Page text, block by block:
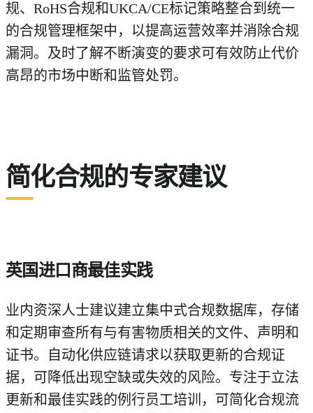
规、RoHS合规和UKCA/CE标记策略整合到统一
的合规管理框架中，以提高运营效率并消除合规
漏洞。及时了解不断演变的要求可有效防止代价
高昂的市场中断和监管处罚。
简化合规的专家建议
英国进口商最佳实践
业内资深人士建议建立集中式合规数据库，存储
和定期审查所有与有害物质相关的文件、声明和
证书。自动化供应链请求以获取更新的合规证
据，可降低出现空缺或失效的风险。专注于立法
更新和最佳实践的例行员工培训，可简化合规流